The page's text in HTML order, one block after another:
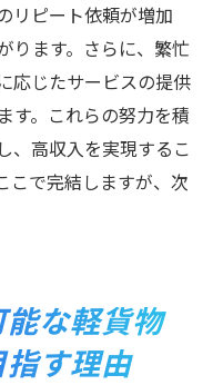
リピート依頼が増加
ります。さらに、繁忙
応じたサービスの提供
す。これらの努力を積
、高収入を実現するこ
こで完結しますが、次
な軽貨物
す理由